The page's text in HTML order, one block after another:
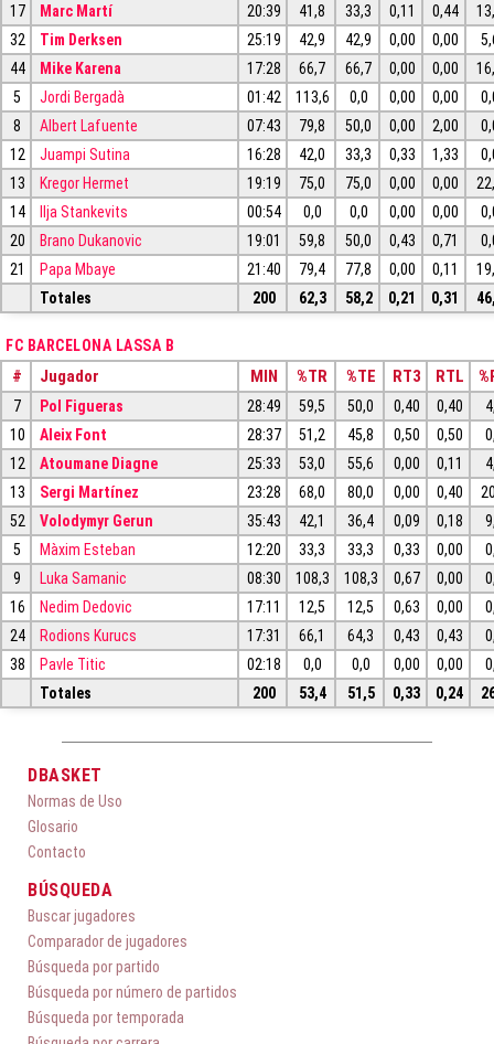
17
Marc Martí 20:39 41,8 33,3 0,11 0,44
32
Tim Derksen 25:19 42,9 42,9 0,00 0,00
44
Mike Karena 17:28 66,7 66,7 0,00 0,00
5
Jordi Bergadà 01:42 113,6 0,0 0,00 0,00
8
Albert Lafuente 07:43 79,8 50,0 0,00 2,00
12
Juampi Sutina 16:28 42,0 33,3 0,33 1,33
13
Kregor Hermet 19:19 75,0 75,0 0,00 0,00
14
Ilja Stankevits 00:54 0,0 0,0 0,00 0,00
20
Brano Dukanovic 19:01 59,8 50,0 0,43 0,71
21
Papa Mbaye 21:40 79,4 77,8 0,00 0,11
Totales
200 62,3 58,2 0,21 0,31
FC BARCELONA LASSA B
# Jugador MIN %TR %TE RT3 RTL
7 Pol Figueras 28:49 59,5 50,0 0,40 0,40
10
Aleix Font 28:37 51,2 45,8 0,50 0,50
12
Atoumane Diagne 25:33 53,0 55,6 0,00 0,11
13
Sergi Martínez 23:28 68,0 80,0 0,00 0,40
52
Volodymyr Gerun 35:43 42,1 36,4 0,09 0,18
5
Màxim Esteban 12:20 33,3 33,3 0,33 0,00
9
Luka Samanic 08:30 108,3 108,3 0,67 0,00
16
Nedim Dedovic 17:11 12,5 12,5 0,63 0,00
24
Rodions Kurucs 17:31 66,1 64,3 0,43 0,43
38
Pavle Titic 02:18 0,0 0,0 0,00 0,00
Totales
200 53,4 51,5 0,33 0,24
DBASKET
Normas de Uso
Glosario
Contacto
BÚSQUEDA
Buscar jugadores
Comparador de jugadores
Búsqueda por partido
Búsqueda por número de partidos
Búsqueda por temporada